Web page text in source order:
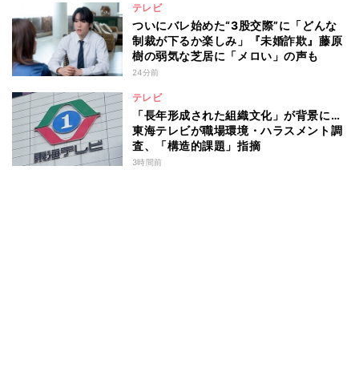
テレビ
ついにバレ始めた“3股交際”に「どんな
制裁が下るか楽しみ」『未婚詐欺』藤原
樹の弱気な芝居に「メロい」の声も
24分前
テレビ
「長年形成された組織文化」が背景に…
東海テレビが職場環境・ハラスメント調
査、「構造的課題」指摘
3時間前